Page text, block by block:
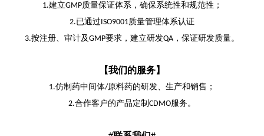
1.建立GMP质量保证体系，确保系统性和规范性 ；
2.已通过ISO9001质量管理体系认证
3.按注册、审计及GMP要求，建立研发QA ，保证研发质量。
【我们的服务】
1.仿制药中间体/原料药的研发、生产和销售 ；
2.合作客户的产品定制 CDMO服务。